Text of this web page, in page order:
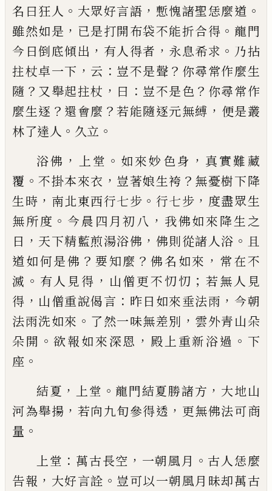
名曰狂人 。 大眾好言語 ， 慙愧諸聖恁麼道 。
雖然如是 ， 已是打開布袋不能折合得 。 龍門
今日倒底傾出 ， 有人得者 ， 永息希求 。 乃拈
拄杖卓一下 ， 云 ： 豈不是聲 ？ 你尋常作麼生
隨 ？ 又舉起拄杖 ， 曰 ： 豈不是色 ？ 你尋常作
麼生逐 ？ 還會麼 ？若能隨逐元無縛 ， 便是叢
林了達人 。 久立 。
浴佛 ， 上堂 。 如來妙色身 ， 真實難藏
覆 。不掛本來衣 ， 豈著娘生袴 ？ 無憂樹下降
生時 ， 南北東西行七步 。 行七步 ， 度盡眾生
無所度 。 今晨四月初八 ， 我佛如來降生 之
日 ， 天下精藍煎湯浴佛 ， 佛則從諸人浴 。 且
道如何是佛 ？ 要知麼 ？ 佛名如來 ， 常在不
滅 。 有人見得 ， 山僧更不忉忉 ； 若無人見
得 ， 山僧重說偈言 ： 昨日如來垂法雨 ， 今朝
法雨洗如來 。 了然一味無差別 ， 雲外青山朵
朵開 。欲報如來深恩 ， 殿上重新浴過 。 下
座 。
結夏 ， 上堂 。 龍門結夏勝諸方 ， 大地山
河為舉揚 ， 若向九旬參得透 ， 更無佛法可商
量 。
上堂 ： 萬古長空 ， 一朝風月 。 古人恁麼
告報 ， 大好言詮 。 豈可以一朝風月昧却萬古